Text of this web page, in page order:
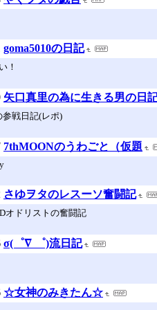
goma5010の日記
！
矢口真里の為に生きる男の日
参戦日記(レポ)
7thMOONのうわごと（仮題
さゆヲタのレスーソ奮闘記
オドリストの奮闘記
σ(゜∇ ゜)流日記
☆女神のみきたん☆